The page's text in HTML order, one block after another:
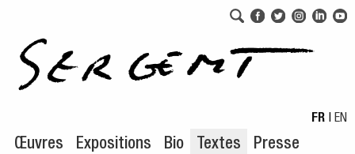
FR | EN
Œuvres Expositions Bio Textes
Presse